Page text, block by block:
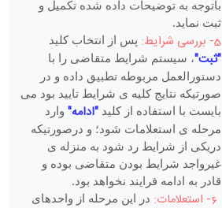
باتوجه به توضیحات داده شده تکمیل و
ثبت نماید.
5- بررسی شرایط: پس از انتخاب کلید
"ثبت"، سیستم شرایط متقاضی را با
دستورالعمل مربوطه تطبیق داده و در
صورتیکه نتایج کلیه ی شرایط تایید بود می
بایست با استفاده از کلید "ادامه" وارد
مرحله ی استعلامات شود؛ و درصورتیکه
دریکی از شرایط رد شود به منزله ی
غیرواجد شرایط بودن متقاضی بوده و
قادر به ادامه فرایند نخواهد بود.
در این مرحله از واحدهای